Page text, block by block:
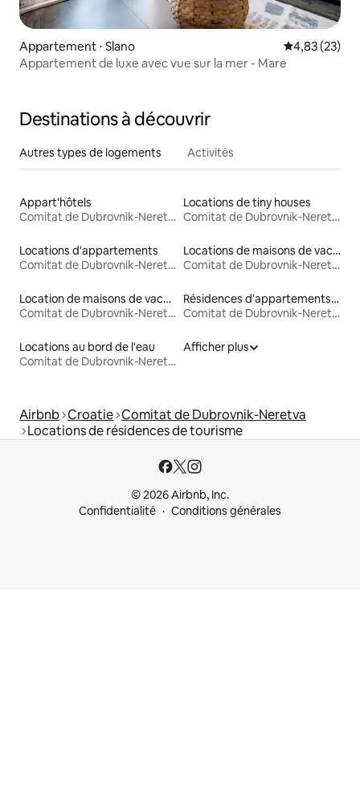
Appartement ⋅ Slano Évaluation
4,83 (23)
Appartement de luxe avec vue sur la mer - Mare
Destinations à découvrir
Autres types de logements Activités
Appart'hôtels
Comitat de Dubrovnik-Neretva
Locations de tiny houses
Comitat de Dubrovnik-Neretva
Locations d'appartements
Comitat de Dubrovnik-Neretva
Locations de maisons de vacances
Comitat de Dubrovnik-Neretva
Location de maisons de vacances
Comitat de Dubrovnik-Neretva
Résidences d'appartements en location
Comitat de Dubrovnik-Neretva
Locations au bord de l'eau
Comitat de Dubrovnik-Neretva
Afficher plus
Airbnb Croatie Comitat de Dubrovnik-Neretva
Locations de résidences de tourisme
© 2026 Airbnb, Inc.
Confidentialité
Conditions générales